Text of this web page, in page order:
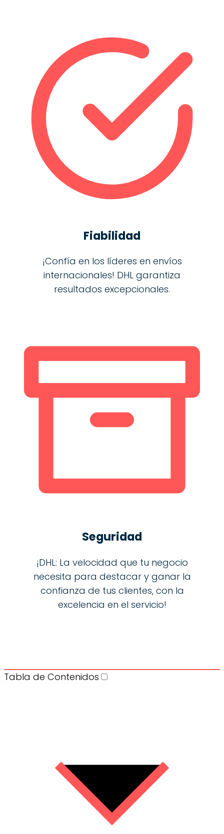
Fiabilidad
¡Confía en los líderes en envíos
internacionales! DHL garantiza
resultados excepcionales.
Seguridad
¡DHL: La velocidad que tu negocio
necesita para destacar y ganar la
confianza de tus clientes, con la
excelencia en el servicio!
Tabla de Contenidos